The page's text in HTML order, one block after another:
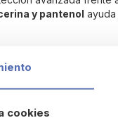
y pantenol ayuda
y contaminación.
cookies